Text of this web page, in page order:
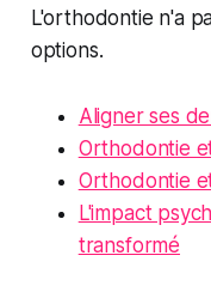
L'orthodontie n'a
options.
Aligner ses
Orthodontie
Orthodontie
L'impact
transformé